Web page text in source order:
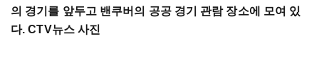
의 경기를 앞두고 밴쿠버의 공공 경기 관람 장소에 모여 있
다. CTV뉴스 사진